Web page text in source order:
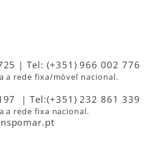
| Tel: (+351) 966 002 776
a rede fixa/móvel nacional.
| Tel:(+351) 232 861 339
a rede fixa nacional.